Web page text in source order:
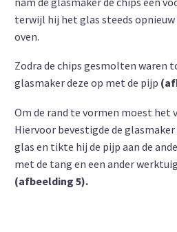
terwijl hij het glas steeds
oven.
Zodra de chips gesmolten waren
glasmaker deze op met de pijp
Om de rand te vormen moest het
Hiervoor bevestigde de
glas en tikte hij de pijp aan de
met de tang en een ander
(afbeelding 5).